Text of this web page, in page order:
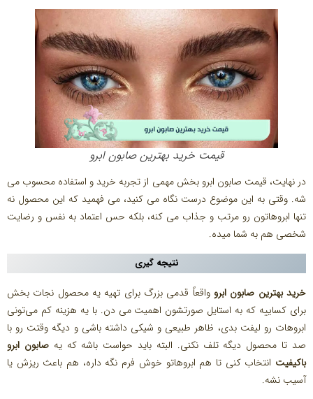
قیمت خرید بهترین صابون ابرو
در نهایت، قیمت صابون ابرو بخش مهمی از تجربه خرید و استفاده محسوب می
شه. وقتی به این موضوع درست نگاه می کنید، می فهمید که این محصول نه
تنها ابروهاتون رو مرتب و جذاب می کنه، بلکه حس اعتماد به نفس و رضایت
شخصی هم به شما میده.
نتیجه‌ گیری
خرید بهترین صابون ابرو واقعاً قدمی بزرگ برای تهیه یه محصول نجات‌ بخش
برای کساییه که به استایل صورتشون اهمیت می‌ دن. با یه هزینه کم می‌تونی
ابروهات رو لیفت بدی، ظاهر طبیعی و شیکی داشته باشی و دیگه وقتت رو با
صد تا محصول دیگه تلف نکنی. البته باید حواست باشه که یهصابون ابرو
باکیفیت انتخاب کنی تا هم ابروهاتو خوش‌ فرم نگه داره، هم باعث ریزش یا
آسیب نشه.